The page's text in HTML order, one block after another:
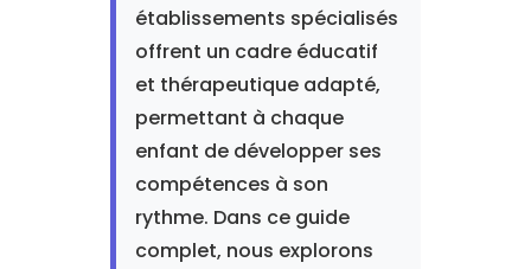
établissements spécialisés
offrent un cadre éducatif
et thérapeutique adapté,
permettant à chaque
enfant de développer ses
compétences à son
rythme. Dans ce guide
complet, nous explorons